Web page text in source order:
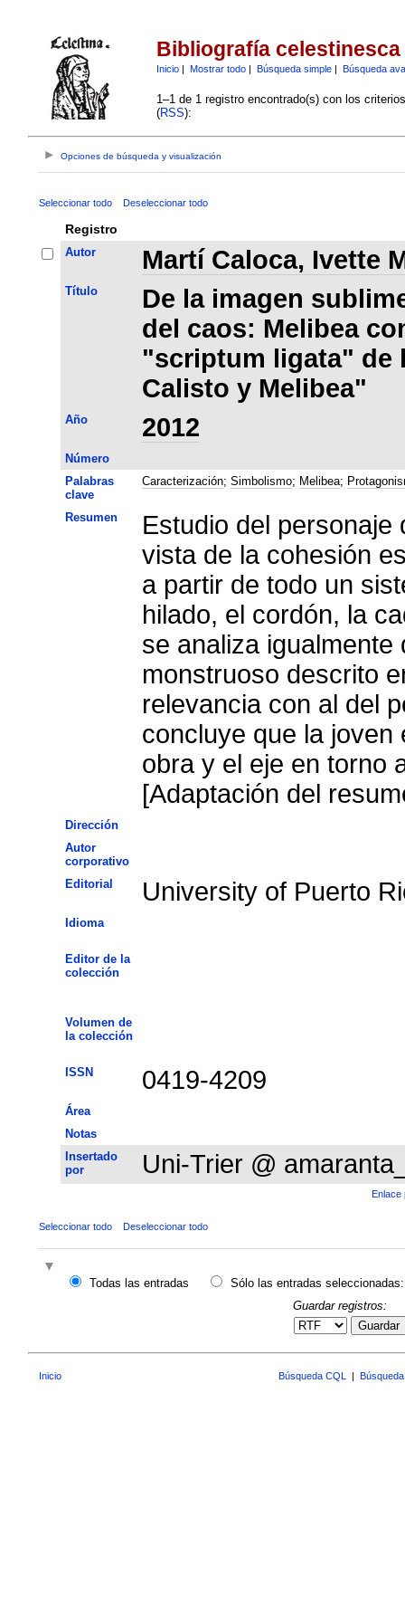
Bibliografía celestinesca
Inicio| Mostrar todo| Búsqueda simple| Búsqueda
1–1 de 1 registro encontrado(s) con los
(RSS):
Opciones de búsqueda y visualización
Seleccionar todo Deseleccionar todo
Registro
Autor Martí Caloca, Ivette
Título
De la imagen
del caos: Melibea
"scriptum ligata" de
Calisto y Melibea"
Año 2012
Número
Palabras
clave
Caracterización; Simbolismo; Melibea;
Resumen
Estudio del personaje
vista de la cohesión
a partir de todo un
hilado, el cordón, la
se analiza
monstruoso descrito
relevancia con al del
concluye que la joven
obra y el eje en torno
[Adaptación del
Dirección
Autor
corporativo
Editorial
University of Puerto
Idioma
Editor de la
colección
Volumen de
la colección
ISSN 0419-4209
Área
Notas
Insertado
por
Uni-Trier @
Enlace
Seleccionar todo Deseleccionar todo
Todas las entradas
Sólo las entradas seleccionadas:
Guardar registros:
Guardar
Inicio Búsqueda CQL